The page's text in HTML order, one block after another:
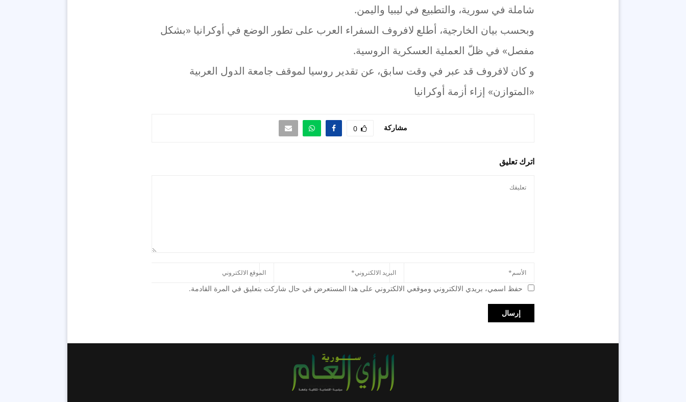
شاملة في سورية، والتطبيع في ليبيا واليمن.
وبحسب بيان الخارجية، أطلع لافروف السفراء العرب على تطور الوضع في أوكرانيا «بشكل
مفصل» في ظلّ العملية العسكرية الروسية.
و كان لافروف قد عبر في وقت سابق، عن تقدير روسيا لموقف جامعة الدول العربية
«المتوازن» إزاء أزمة أوكرانيا
مشاركة 0
اترك تعليق
حفظ اسمي، بريدي الالكتروني وموقعي الالكتروني على هذا المستعرض في حال شاركت بتعليق في المرة القادمة.